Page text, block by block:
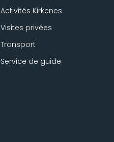
Activités Kirkenes
Visites privées
Transport
Service de guide